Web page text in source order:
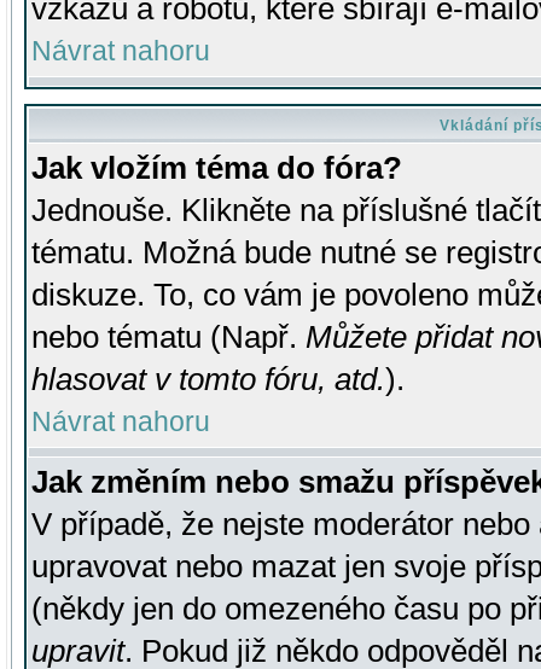
vzkazů a robotů, které sbírají e-
Návrat nahoru
Vkládání
Jak vložím téma do fóra?
Jednouše. Klikněte na příslušné
tématu. Možná bude nutné se
diskuze. To, co vám je povoleno
nebo tématu (Např. Můžete přidat
hlasovat v tomto fóru, atd.).
Návrat nahoru
Jak změním nebo smažu
V případě, že nejste moderátor
upravovat nebo mazat jen svoje
(někdy jen do omezeného času po
upravit. Pokud již někdo odpověděl